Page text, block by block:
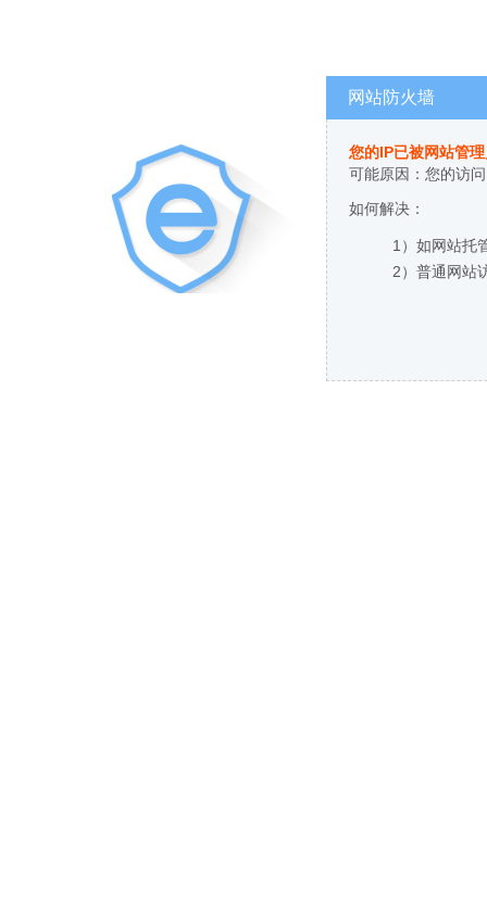
网站防火墙
您的IP已被网站管
可能原因：您的访
如何解决：
1）如网站托
2）普通网站